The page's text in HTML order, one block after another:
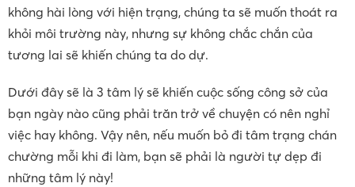
không hài lòng với hiện trạng, chúng ta sẽ muốn thoát ra
khỏi môi trường này, nhưng sự không chắc chắn của
tương lai sẽ khiến chúng ta do dự.
Dưới đây sẽ là 3 tâm lý sẽ khiến cuộc sống công sở của
bạn ngày nào cũng phải trăn trở về chuyện có nên nghỉ
việc hay không. Vậy nên, nếu muốn bỏ đi tâm trạng chán
chường mỗi khi đi làm, bạn sẽ phải là người tự dẹp đi
những tâm lý này!